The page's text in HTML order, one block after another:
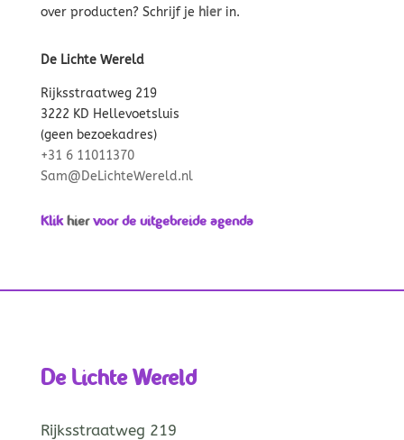
over producten? Schrijf je hierin.
De Lichte Wereld
Rijksstraatweg 219
3222 KD Hellevoetsluis
(geen bezoekadres)
+31 6 11011370
Sam@DeLichteWereld.nl
Klikhiervoor de uitgebreide agenda
De Lichte Wereld
Rijksstraatweg 219